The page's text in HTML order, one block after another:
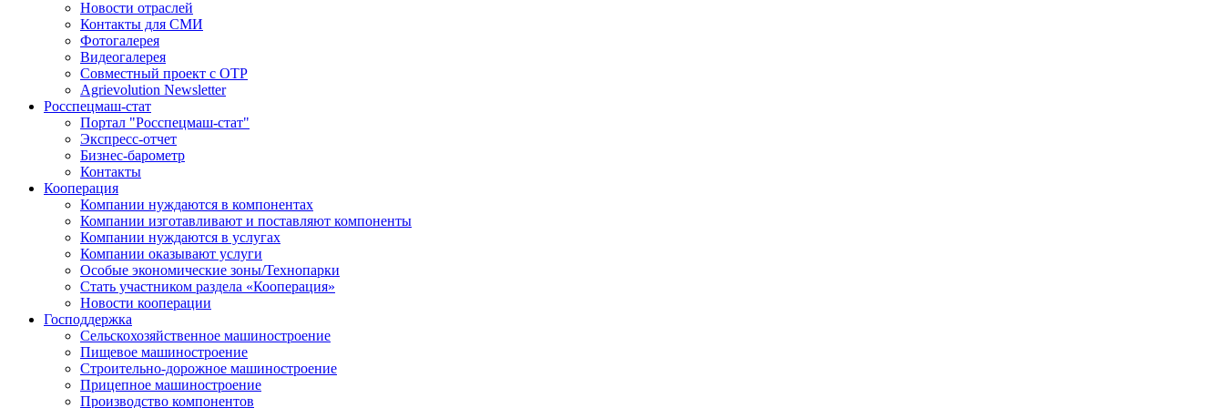
Новости отраслей
Контакты для СМИ
Фотогалерея
Видеогалерея
Совместный проект с ОТР
Agrievolution Newsletter
Росспецмаш-стат
Портал "Росспецмаш-стат"
Экспресс-отчет
Бизнес-барометр
Контакты
Кооперация
Компании нуждаются в компонентах
Компании изготавливают и поставляют компоненты
Компании нуждаются в услугах
Компании оказывают услуги
Особые экономические зоны/Технопарки
Стать участником раздела «Кооперация»
Новости кооперации
Господдержка
Сельскохозяйственное машиностроение
Пищевое машиностроение
Строительно-дорожное машиностроение
Прицепное машиностроение
Производство компонентов